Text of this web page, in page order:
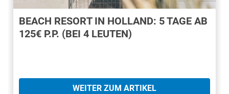
BEACH RESORT IN HOLLAND: 5 TAGE AB
125€ P.P. (BEI 4 LEUTEN)
WEITER ZUM ARTIKEL